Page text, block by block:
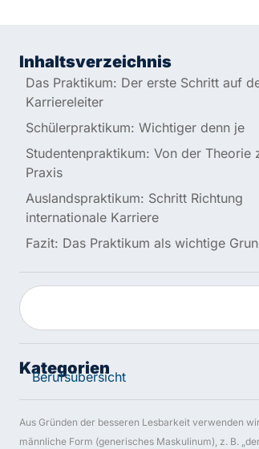
Inhaltsverzeichnis
Das Praktikum: Der erste Schritt auf der
Karriereleiter
Schülerpraktikum: Wichtiger denn je
Studentenpraktikum: Von der Theorie zur
Auslandspraktikum: Schritt Richtung
internationale Karriere
Fazit: Das Praktikum als wichtige
Kategorien
Berufsübersicht
Aus Gründen der besseren Lesbarkeit verwenden wir
männliche Form (generisches Maskulinum), z. B. „der
Mitarbeiter“. Wir meinen immer alle Geschlechter im